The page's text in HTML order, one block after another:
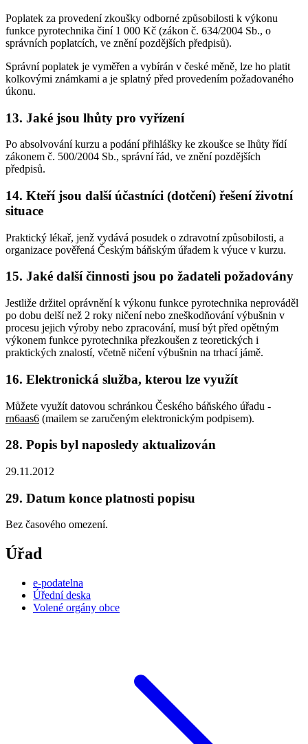
Poplatek za provedení zkoušky odborné způsobilosti k výkonu
funkce pyrotechnika činí 1 000 Kč (zákon č. 634/2004 Sb., o
správních poplatcích, ve znění pozdějších předpisů).
Správní poplatek je vyměřen a vybírán v české měně, lze ho platit
kolkovými známkami a je splatný před provedením požadovaného
úkonu.
13. Jaké jsou lhůty pro vyřízení
Po absolvování kurzu a podání přihlášky ke zkoušce se lhůty řídí
zákonem č. 500/2004 Sb., správní řád, ve znění pozdějších
předpisů.
14. Kteří jsou další účastníci (dotčení) řešení životní
situace
Praktický lékař, jenž vydává posudek o zdravotní způsobilosti, a
organizace pověřená Českým báňským úřadem k výuce v kurzu.
15. Jaké další činnosti jsou po žadateli požadovány
Jestliže držitel oprávnění k výkonu funkce pyrotechnika neprováděl
po dobu delší než 2 roky ničení nebo zneškodňování výbušnin v
procesu jejich výroby nebo zpracování, musí být před opětným
výkonem funkce pyrotechnika přezkoušen z teoretických i
praktických znalostí, včetně ničení výbušnin na trhací jámě.
16. Elektronická služba, kterou lze využít
Můžete využít datovou schránkou Českého báňského úřadu -
rn6aas6 (mailem se zaručeným elektronickým podpisem).
28. Popis byl naposledy aktualizován
29.11.2012
29. Datum konce platnosti popisu
Bez časového omezení.
Úřad
e-podatelna
Úřední deska
Volené orgány obce